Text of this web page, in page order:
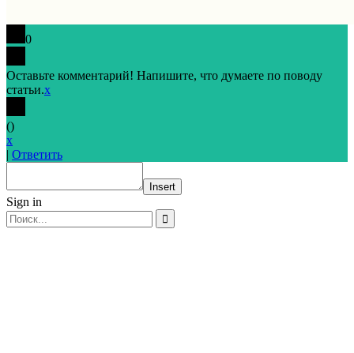
0
Оставьте комментарий! Напишите, что думаете по поводу
статьи.x
()
x
| Ответить
Insert
Sign in